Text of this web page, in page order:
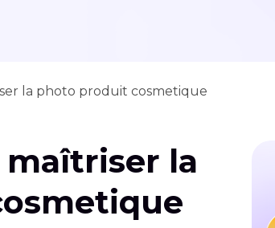
la photo produit cosmetique
maîtriser la